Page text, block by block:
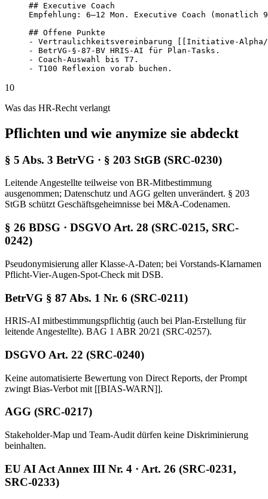
## Executive Coach
Empfehlung: 6–12 Mon. Executive Coach
## Offene Punkte
- Vertraulichkeitsvereinbarung [[Initiative-Alpha/
- BetrVG-§-87-BV HRIS-AI für Plan-Tasks.
- Coach-Auswahl bis T7.
- T100 Reflexion vorab buchen.
10
Was das HR-Recht verlangt
Pflichten und wie anymize sie abdeckt
§ 5 Abs. 3 BetrVG · § 203 StGB (SRC-0230)
Leitende Angestellte teilweise von BR-Mitbestimmung
ausgenommen; Datenschutz und AGG gelten unverändert. § 203
StGB schützt Geschäftsgeheimnisse bei M&A-Codenamen.
§ 26 BDSG · DSGVO Art. 28 (SRC-0215, SRC-
0242)
Pseudonymisierung aller Klasse-A-Daten; bei Vorstands-Klarnamen
Pflicht-Vier-Augen-Spot-Check mit DSB.
BetrVG § 87 Abs. 1 Nr. 6 (SRC-0211)
HRIS-AI mitbestimmungspflichtig (auch bei Plan-Erstellung für
leitende Angestellte). BAG 1 ABR 20/21 (SRC-0257).
DSGVO Art. 22 (SRC-0240)
Keine automatisierte Bewertung von Direct Reports, der Prompt
zwingt Bias-Verbot mit [[BIAS-WARN]].
AGG (SRC-0217)
Stakeholder-Map und Team-Audit dürfen keine Diskriminierung
beinhalten.
EU AI Act Annex III Nr. 4 · Art. 26 (SRC-0231,
SRC-0233)